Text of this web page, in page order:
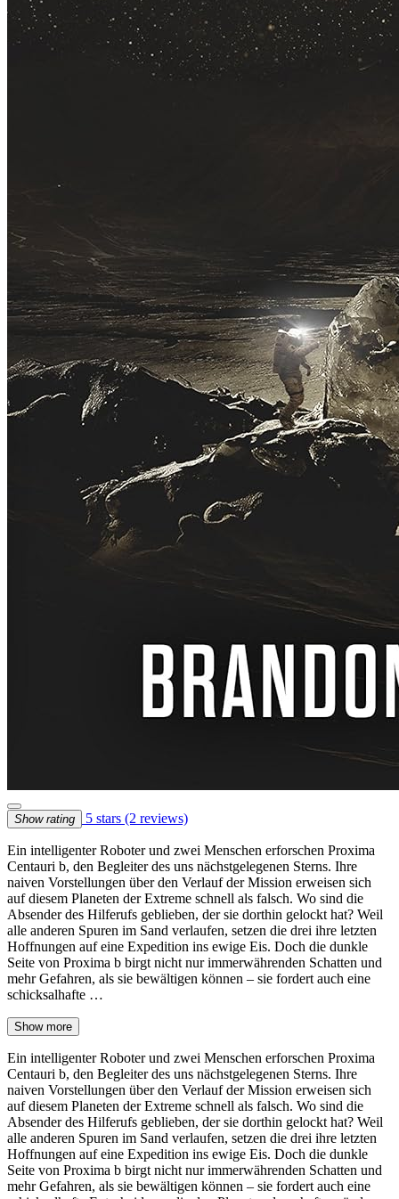
Show rating 5 stars (2 reviews)
Ein intelligenter Roboter und zwei Menschen erforschen Proxima
Centauri b, den Begleiter des uns nächstgelegenen Sterns. Ihre
naiven Vorstellungen über den Verlauf der Mission erweisen sich
auf diesem Planeten der Extreme schnell als falsch. Wo sind die
Absender des Hilferufs geblieben, der sie dorthin gelockt hat? Weil
alle anderen Spuren im Sand verlaufen, setzen die drei ihre letzten
Hoffnungen auf eine Expedition ins ewige Eis. Doch die dunkle
Seite von Proxima b birgt nicht nur immerwährenden Schatten und
mehr Gefahren, als sie bewältigen können – sie fordert auch eine
schicksalhafte …
Show more
Ein intelligenter Roboter und zwei Menschen erforschen Proxima
Centauri b, den Begleiter des uns nächstgelegenen Sterns. Ihre
naiven Vorstellungen über den Verlauf der Mission erweisen sich
auf diesem Planeten der Extreme schnell als falsch. Wo sind die
Absender des Hilferufs geblieben, der sie dorthin gelockt hat? Weil
alle anderen Spuren im Sand verlaufen, setzen die drei ihre letzten
Hoffnungen auf eine Expedition ins ewige Eis. Doch die dunkle
Seite von Proxima b birgt nicht nur immerwährenden Schatten und
mehr Gefahren, als sie bewältigen können – sie fordert auch eine